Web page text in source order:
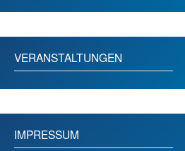
VERANSTALTUNGEN
IMPRESSUM